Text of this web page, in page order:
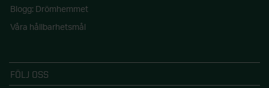
Blogg: Drömhemmet
Våra hållbarhetsmål
FÖLJ OSS